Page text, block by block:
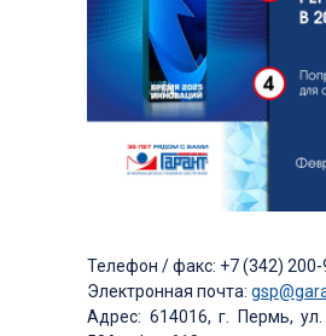
Телефон / факс: +7 (342) 200-
Электронная почта:
Адрес: 614016, г. Пермь,